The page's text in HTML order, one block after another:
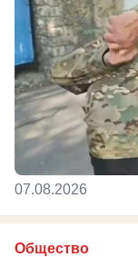
07.08.2026
Общество